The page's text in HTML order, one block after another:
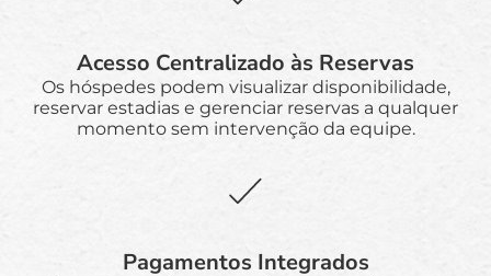
Acesso Centralizado às Reservas
Os hóspedes podem visualizar disponibilidade,
reservar estadias e gerenciar reservas a qualquer
momento sem intervenção da equipe.
Pagamentos Integrados